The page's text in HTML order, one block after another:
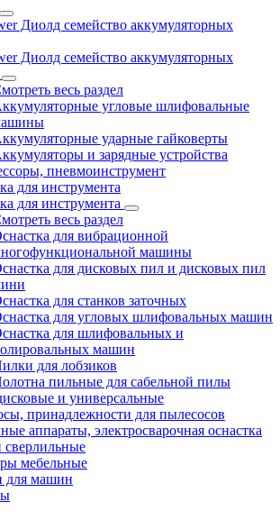
Диолд семейство аккумуляторных
Диолд семейство аккумуляторных
весь раздел
угловые шлифовальные
ударные гайковерты
и зарядные устройства
пневмоинструмент
для инструмента
для инструмента
весь раздел
для вибрационной
машины
для дисковых пил и дисковых пил
для станков заточных
для угловых шлифовальных машин
для шлифовальных и
машин
для лобзиков
пильные для сабельной пилы
и универсальные
принадлежности для пылесосов
аппараты, электросварочная оснастка
сверлильные
мебельные
для машин